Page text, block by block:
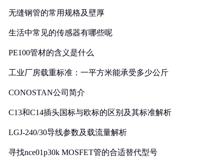
无缝钢管的常用规格及壁厚
生活中常见的传感器有哪些呢
PE100管材的含义是什么
工业厂房载重标准：一平方米能承受多少公斤
CONOSTAN公司简介
C13和C14插头国标与欧标的区别及其标准解析
LGJ-240/30导线参数及载流量解析
寻找nce01p30k MOSFET管的合适替代型号